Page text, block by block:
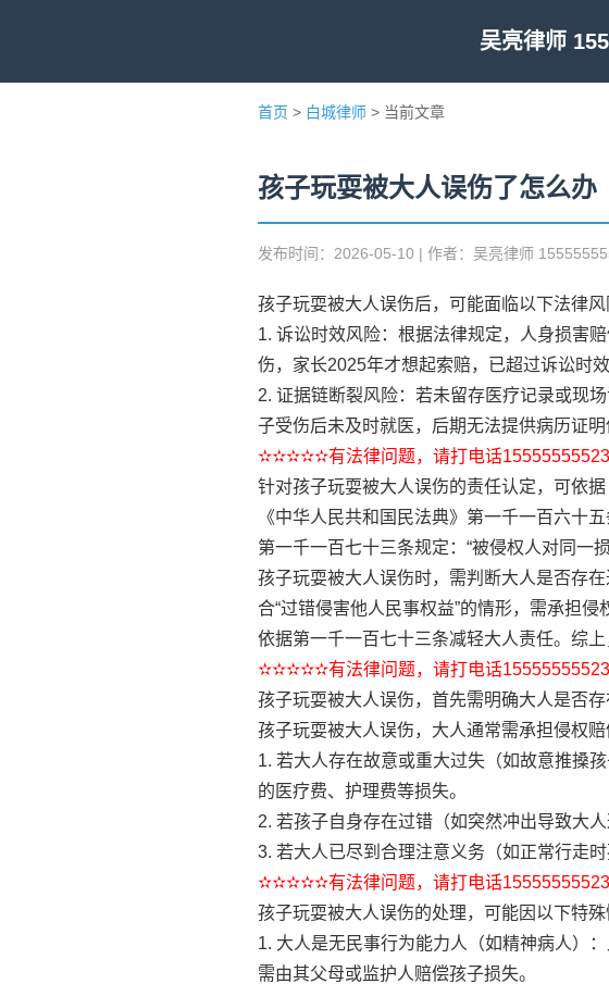
吴亮律师
首页 > 白城律师 > 当前文章
孩子玩耍被大人误伤了怎么办
发布时间：2026-05-10 | 作者：吴亮律师
孩子玩耍被大人误伤后，可能面临以下法律风
1. 诉讼时效风险：根据法律规定，人身损害
伤，家长2025年才想起索赔，已超过诉讼时
2. 证据链断裂风险：若未留存医疗记录或现
子受伤后未及时就医，后期无法提供病历证
✫✫✫✫✫有法律问题，请打电话
针对孩子玩耍被大人误伤的责任认定，可依
《中华人民共和国民法典》第一千一百六十
第一千一百七十三条规定：“被侵权人对同一
孩子玩耍被大人误伤时，需判断大人是否存
合“过错侵害他人民事权益”的情形，需承担
依据第一千一百七十三条减轻大人责任。综
✫✫✫✫✫有法律问题，请打电话
孩子玩耍被大人误伤，首先需明确大人是否存
孩子玩耍被大人误伤，大人通常需承担侵权赔
1. 若大人存在故意或重大过失（如故意推搡
的医疗费、护理费等损失。
2. 若孩子自身存在过错（如突然冲出导致大
3. 若大人已尽到合理注意义务（如正常行走
✫✫✫✫✫有法律问题，请打电话
孩子玩耍被大人误伤的处理，可能因以下特殊
1. 大人是无民事行为能力人（如精神病人）
需由其父母或监护人赔偿孩子损失。